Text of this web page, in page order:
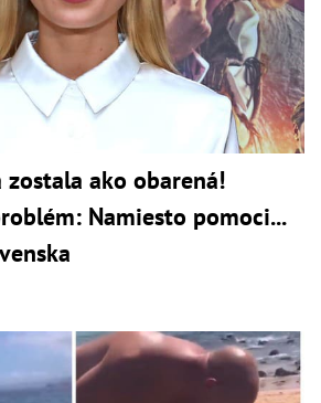
zostala ako obarená!
Namiesto pomoci...